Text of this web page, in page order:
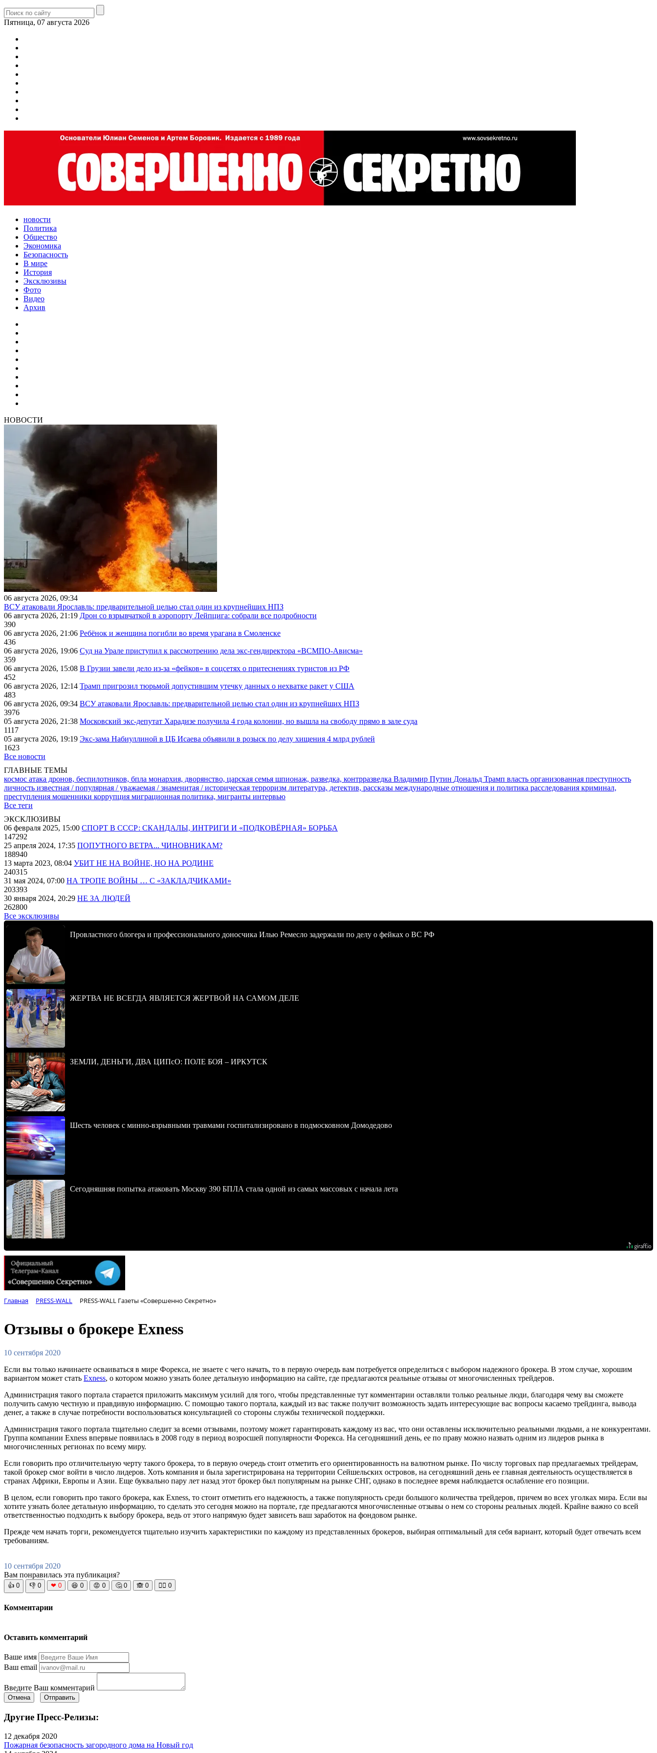
Пятница, 07 августа 2026
новости
Политика
Общество
Экономика
Безопасность
В мире
История
Эксклюзивы
Фото
Видео
Архив
НОВОСТИ
06 августа 2026, 09:34
ВСУ атаковали Ярославль: предварительной целью стал один из крупнейших НПЗ
06 августа 2026, 21:19 Дрон со взрывчаткой в аэропорту Лейпцига: собрали все подробности
390
06 августа 2026, 21:06 Ребёнок и женщина погибли во время урагана в Смоленске
436
06 августа 2026, 19:06 Суд на Урале приступил к рассмотрению дела экс-гендиректора «ВСМПО-Ависма»
359
06 августа 2026, 15:08 В Грузии завели дело из-за «фейков» в соцсетях о притеснениях туристов из РФ
452
06 августа 2026, 12:14 Трамп пригрозил тюрьмой допустившим утечку данных о нехватке ракет у США
483
06 августа 2026, 09:34 ВСУ атаковали Ярославль: предварительной целью стал один из крупнейших НПЗ
3976
05 августа 2026, 21:38 Московский экс-депутат Харадизе получила 4 года колонии, но вышла на свободу прямо в зале суда
1117
05 августа 2026, 19:19 Экс-зама Набиуллиной в ЦБ Исаева объявили в розыск по делу хищения 4 млрд рублей
1623
Все новости
ГЛАВНЫЕ ТЕМЫ
космос атака дронов, беспилотников, бпла монархия, дворянство, царская семья шпионаж, разведка, контрразведка Владимир Путин Дональд Трамп власть организованная преступность
личность известная / популярная / уважаемая / знаменитая / историческая терроризм литература, детектив, рассказы международные отношения и политика расследования криминал,
преступления мошенники коррупция миграционная политика, мигранты интервью
Все теги
ЭКСКЛЮЗИВЫ
06 февраля 2025, 15:00 СПОРТ В СССР: СКАНДАЛЫ, ИНТРИГИ И «ПОДКОВЁРНАЯ» БОРЬБА
147292
25 апреля 2024, 17:35 ПОПУТНОГО ВЕТРА... ЧИНОВНИКАМ?
188940
13 марта 2023, 08:04 УБИТ НЕ НА ВОЙНЕ, НО НА РОДИНЕ
240315
31 мая 2024, 07:00 НА ТРОПЕ ВОЙНЫ … С «ЗАКЛАДЧИКАМИ»
203393
30 января 2024, 20:29 НЕ ЗА ЛЮДЕЙ
262800
Все эксклюзивы
Провластного блогера и профессионального доносчика Илью Ремесло задержали по делу о фейках о ВС РФ
ЖЕРТВА НЕ ВСЕГДА ЯВЛЯЕТСЯ ЖЕРТВОЙ НА САМОМ ДЕЛЕ
ЗЕМЛИ, ДЕНЬГИ, ДВА ЦИПсО: ПОЛЕ БОЯ – ИРКУТСК
Шесть человек с минно-взрывными травмами госпитализировано в подмосковном Домодедово
Сегодняшняя попытка атаковать Москву 390 БПЛА стала одной из самых массовых с начала лета
Главная PRESS-WALL PRESS-WALL Газеты «Совершенно Секретно»
Отзывы о брокере Exness
10 сентября 2020
Если вы только начинаете осваиваться в мире Форекса, не знаете с чего начать, то в первую очередь вам потребуется определиться с выбором надежного брокера. В этом случае, хорошим
вариантом может стать Exness, о котором можно узнать более детальную информацию на сайте, где предлагаются реальные отзывы от многочисленных трейдеров.
Администрация такого портала старается приложить максимум усилий для того, чтобы представленные тут комментарии оставляли только реальные люди, благодаря чему вы сможете
получить самую честную и правдивую информацию. С помощью такого портала, каждый из вас также получит возможность задать интересующие вас вопросы касаемо трейдинга, вывода
денег, а также в случае потребности воспользоваться консультацией со стороны службы технической поддержки.
Администрация такого портала тщательно следит за всеми отзывами, поэтому может гарантировать каждому из вас, что они оставлены исключительно реальными людьми, а не конкурентами.
Группа компании Exness впервые появилась в 2008 году в период возросшей популярности Форекса. На сегодняшний день, ее по праву можно назвать одним из лидеров рынка в
многочисленных регионах по всему миру.
Если говорить про отличительную черту такого брокера, то в первую очередь стоит отметить его ориентированность на валютном рынке. По числу торговых пар предлагаемых трейдерам,
такой брокер смог войти в число лидеров. Хоть компания и была зарегистрирована на территории Сейшельских островов, на сегодняшний день ее главная деятельность осуществляется в
странах Африки, Европы и Азии. Еще буквально пару лет назад этот брокер был популярным на рынке СНГ, однако в последнее время наблюдается ослабление его позиции.
В целом, если говорить про такого брокера, как Exness, то стоит отметить его надежность, а также популярность среди большого количества трейдеров, причем во всех уголках мира. Если вы
хотите узнать более детальную информацию, то сделать это сегодня можно на портале, где предлагаются многочисленные отзывы о нем со стороны реальных людей. Крайне важно со всей
ответственностью подходить к выбору брокера, ведь от этого напрямую будет зависеть ваш заработок на фондовом рынке.
Прежде чем начать торги, рекомендуется тщательно изучить характеристики по каждому из представленных брокеров, выбирая оптимальный для себя вариант, который будет отвечать всем
требованиям.
10 сентября 2020
Вам понравилась эта публикация?
👍 0 👎 0 ❤ 0 😆 0 😡 0 🤔 0 🙈 0 🧘‍♀️ 0
Комментарии
Оставить комментарий
Ваше имя
Ваш email
Введите Ваш комментарий
Отмена Отправить
Другие Пресс-Релизы:
12 декабря 2020
Пожарная безопасность загородного дома на Новый год